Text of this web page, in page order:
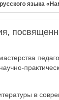
языка
в